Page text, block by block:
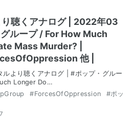
聴くアナログ | 2022年03
ループ / For How Much
Mass Murder? |
他 |
ルより聴くアナログ | #ポップ・グルー
Longer Do…
#ForcesOfOppression #ポッ